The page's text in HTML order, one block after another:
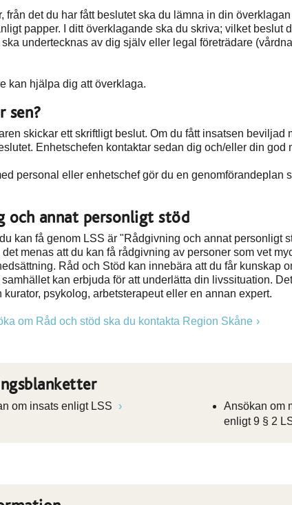
från det du har fått beslutet ska du lämna in din
papper. I ditt överklagande ska du skriva; vilket beslut
undertecknas av dig själv eller legal företrädare
kan hjälpa dig att överklaga.
sen?
skickar ett skriftligt beslut. Om du fått insatsen beviljad
Enhetschefen kontaktar sedan dig och/eller din god
personal eller enhetschef gör du en genomförandeplan
och annat personligt stöd
kan få genom LSS är "Rådgivning och annat personligt
menas att du kan få rådgivning av personer som vet
Råd och Stöd kan innebära att du får kunskap
kan erbjuda för att underlätta din livssituation.
kurator, psykolog, arbetsterapeut eller en annan expert.
om Råd och stöd ska du kontakta Region Skåne
om insats enligt LSS
Ansökan om
enligt 9 § 2